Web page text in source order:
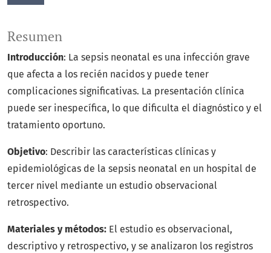
Resumen
Introducción: La sepsis neonatal es una infección grave
que afecta a los recién nacidos y puede tener
complicaciones significativas. La presentación clínica
puede ser inespecífica, lo que dificulta el diagnóstico y el
tratamiento oportuno.
Objetivo: Describir las características clínicas y
epidemiológicas de la sepsis neonatal en un hospital de
tercer nivel mediante un estudio observacional
retrospectivo.
Materiales y métodos: El estudio es observacional,
descriptivo y retrospectivo, y se analizaron los registros